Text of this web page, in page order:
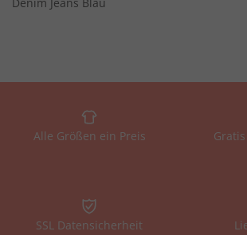
Alle Größen ein Preis
SSL Datensicherheit